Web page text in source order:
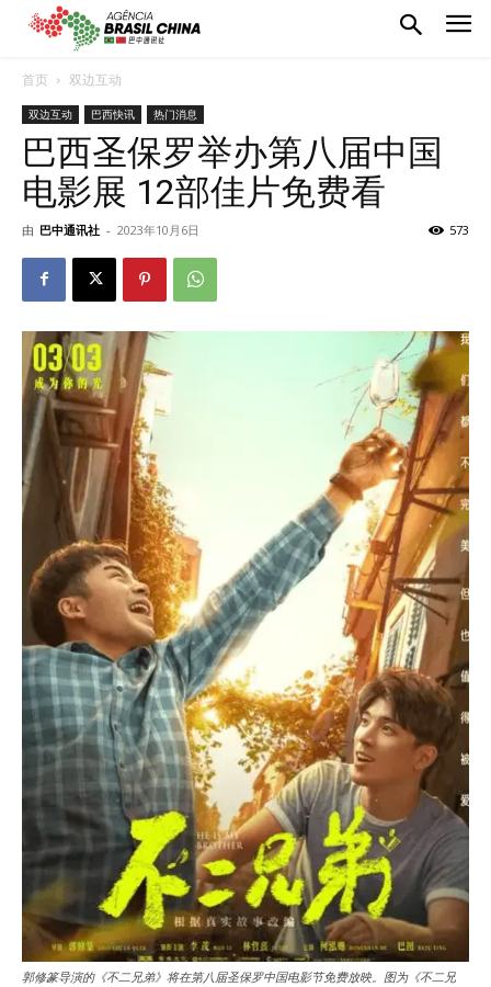
首页 双边互动
双边互动 巴西快讯 热门消息
巴西圣保罗举办第八届中国
电影展 12部佳片免费看
由 巴中通讯社 - 2023年10月6日 573
郭修篆导演的《不二兄弟》将在第八届圣保罗中国电影节免费放映。图为《不二兄